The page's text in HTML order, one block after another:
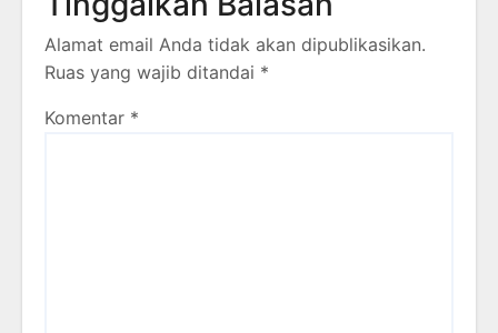
Alamat email Anda tidak akan dipublikasikan.
Ruas yang wajib ditandai *
Komentar *